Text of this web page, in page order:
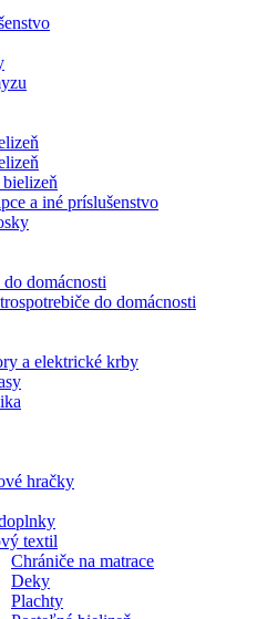
a iné príslušenstvo
domácnosti
do domácnosti
a elektrické krby
hračky
textil
Chrániče na matrace
Deky
Plachty